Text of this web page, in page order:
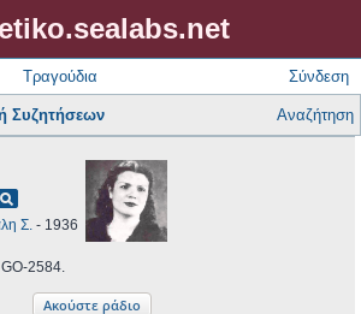
Τραγούδια Σύνδεση
Συζητήσεων Αναζήτηση
Σ. - 1936
2584.